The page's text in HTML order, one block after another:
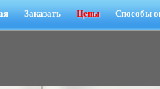
Заказать Цены Способы